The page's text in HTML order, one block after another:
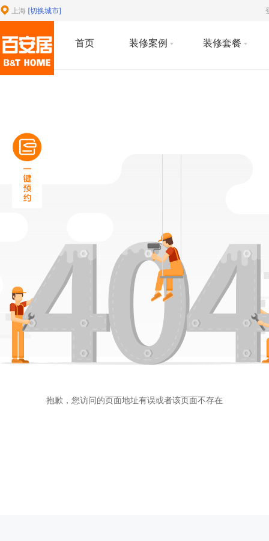
上海 [切换城市]
首页 装修案例 装修套餐
抱歉，您访问的页面地址有误或者该页面不存在